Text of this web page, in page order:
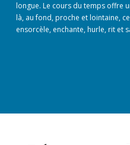
longue. Le cours du temps offre
là, au fond, proche et lointaine,
ensorcèle, enchante, hurle, rit et